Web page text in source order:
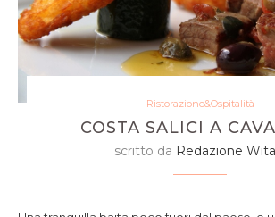
Ristorazione&Ospitalità
COSTA SALICI A
scritto da Redazione